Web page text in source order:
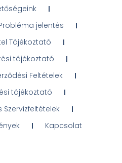
jelentés
Tájékoztató
tájékoztató
Feltételek
tájékoztató
Kapcsolat